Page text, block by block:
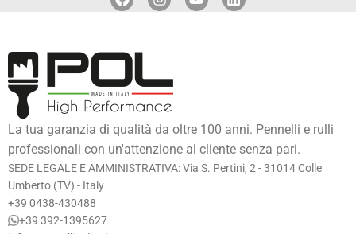
La tua garanzia di qualità da oltre 100 anni. Pennelli e rulli
professionali con un'attenzione al cliente senza pari.
SEDE LEGALE E AMMINISTRATIVA: Via S. Pertini, 2 - 31014 Colle
Umberto (TV) - Italy
+39 0438-430488
+39 392-1395627